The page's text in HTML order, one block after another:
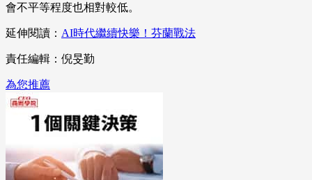
會不平等程度也相對較低。
延伸閱讀： AI時代繼續快樂！芬蘭戰法
責任編輯：倪旻勤
為您推薦